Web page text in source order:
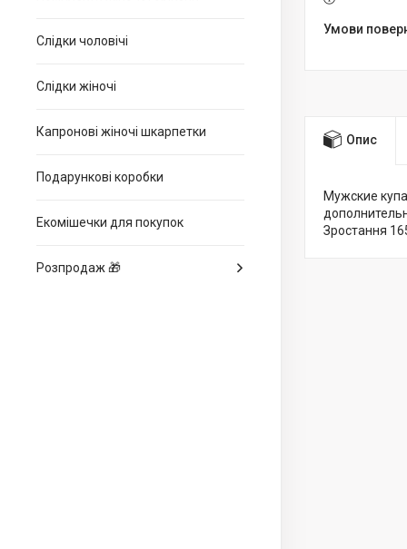
Слідки чоловічі
Слідки жіночі
Капронові жіночі шкарпетки
Подарункові коробки
Екомішечки для покупок
Розпродаж 🎁
Опис
Мужские
Зростання